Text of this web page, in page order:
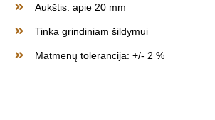
Aukštis: apie 20 mm
Tinka grindiniam šildymui
Matmenų tolerancija: +/- 2 %